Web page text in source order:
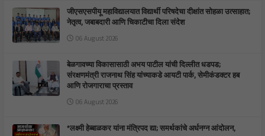
जीएसएसपीयू महाविद्यालयात विद्यार्थी परिषदेचा दीक्षांत सोहळा उत्साहात;
नेतृत्व, जबाबदारी आणि चिकाटीचा दिला संदेश
06 August 2026
बेळगावच्या विकासासाठी अभय पाटील यांची दिल्लीत धडपड;
संरक्षणमंत्री राजनाथ सिंह यांच्याकडे आयटी पार्क, सेमीकंडक्टर हब
आणि रोजगाराचा प्रस्ताव
06 August 2026
*लक्ष्मी हेब्बाळकर यांना मंत्रिपद द्या; समर्थकांचे अर्धनग्न आंदोलन,